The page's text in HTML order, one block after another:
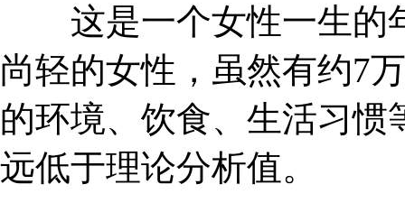
这是一个女性一生的
尚轻的女性，虽然有约7
的环境、饮食、生活习
远低于理论分析值。